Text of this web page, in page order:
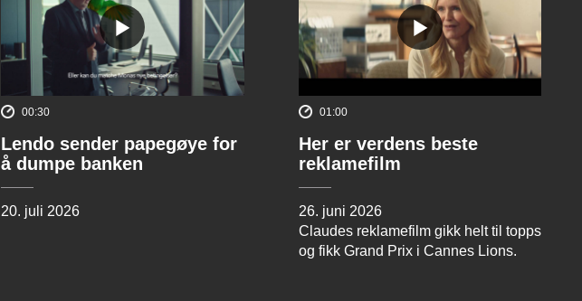
00:30
Lendo sender papegøye for
å dumpe banken
20. juli 2026
01:00
Her er verdens beste
reklamefilm
26. juni 2026
Claudes reklamefilm gikk helt til topps
og fikk Grand Prix i Cannes Lions.